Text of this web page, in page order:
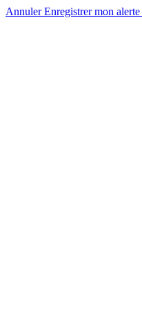
AnnulerEnregistrer mon alerte